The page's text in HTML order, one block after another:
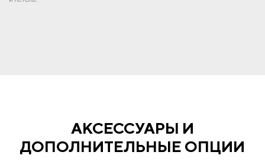
АКСЕССУАРЫ И
ДОПОЛНИТЕЛЬНЫЕ ОПЦИИ